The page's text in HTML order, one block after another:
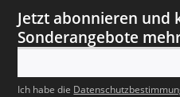
Jetzt abonnieren und
Sonderangebote
Ich habe die